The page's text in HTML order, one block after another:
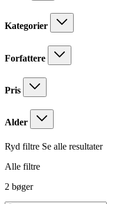
Kategorier
Forfattere
Pris
Alder
Ryd filtre Se alle resultater
Alle filtre
2 bøger